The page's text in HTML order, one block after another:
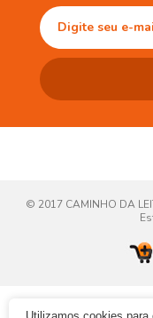
© 2017 CAMINHO DA